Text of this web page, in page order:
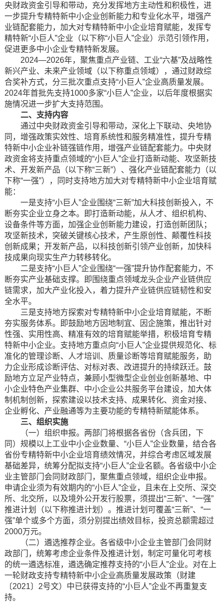
央财政资金引导和带动，充分发挥地方主动性和积极性，进
一步提升专精特新中小企业创新能力和专业化水平，增强产
业链配套能力，加大对专精特新中小企业培育赋能，发挥专
精特新“小巨人”企业（以下称“小巨人”企业）示范引领作用，
促进更多中小企业专精特新发展。
2024—2026年，聚焦重点产业链、工业“六基”及战略性
新兴产业、未来产业领域（以下称重点领域），通过财政综
合奖补方式，分三批次重点支持“小巨人”企业高质量发展。
2024年首批先支持1000多家“小巨人”企业，以后年度根据实
施情况进一步扩大支持范围。
二、支持内容
通过中央财政资金引导和带动，深化上下联动、央地协
同，增强政策实效性、培育系统性和服务精准性，提升专精
特新中小企业补链强链作用，增强产业链配套能力。中央财
政资金将支持重点领域的“小巨人”企业打造新动能、攻坚新技
术、开发新产品（以下称“三新”）、强化产业链配套能力（以
下称“一强”），同时支持地方加大对专精特新中小企业培育赋
能：
一是支持“小巨人”企业围绕“三新”加大科技创新投入，不
断夯实企业立身之本。即打造新动能，从人才、组织机构、
设备条件等方面，加强企业创新能力建设，打造创新团队；
攻坚新技术，突破关键核心技术，产生原创性、颠覆性科技
创新成果；开发新产品，以科技创新引领产业创新，加快科
技成果向现实生产力转移转化。
二是支持“小巨人”企业围绕“一强”提升协作配套能力，不
断夯实产业基础支撑。即围绕重点领域龙头企业产业链供应
链需求，加大产业化投入，着力提升产业链供应链韧性和安
全水平。
三是支持地方探索对专精特新中小企业培育赋能，不断
夯实服务体系。即鼓励地方因地制宜、因企施策，推出针对
性强、实用性高、精准有效的培育赋能举措，积极培育专精
特新中小企业。支持地方重点向“小巨人”企业提供规范化、标
准化的管理诊断、人才培训、质量诊断等培育赋能服务，助
力企业形成诊断评估、对标对表、改进提升的持续跃迁。鼓
励地方立足产业特点，兼顾小型微型企业创业创新基地、中
小企业特色产业集群、中小企业公共服务平台建设，加大体
制机制创新，探索建设以技术支持、成果转化、资金对接、
企业孵化、产业融通等为主要功能的专精特新赋能体系。
三、组织实施
（一）组织申报。两部门将根据各省份（含兵团，下
同）规模以上工业中小企业数量、“小巨人”企业数量，结合各
省份专精特新中小企业培育绩效情况，并综合考虑区域发展
基础差异，统筹分配拟支持“小巨人”企业名额。各省级中小企
业主管部门会同财政部门，聚焦重点领域，组织企业申报。
申请企业须为有效期内的“小巨人”企业，且未在上交所、深交
所、北交所，以及境外公开发行股票，须提出“三新”、“一强”
推进计划（以下称推进计划）。推进计划可覆盖“三新”、“一
强”单个或多个方面，须分别提出绩效目标，投资总额需超过
2000万元。
（二）遴选推荐企业。各省级中小企业主管部门会同财
政部门，统筹考虑企业条件及推进计划，制定可量化可考核
的统一遴选标准，遴选确定推荐支持的“小巨人”企业。对在上
一轮财政支持专精特新中小企业高质量发展政策（财建
〔2021〕2号文）中已获得支持的“小巨人”企业不再重复支
持。